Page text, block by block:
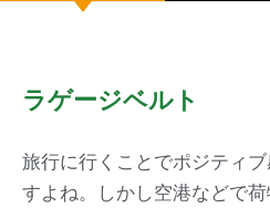
ラゲージベルト
旅行に行くことでポジティ
すよね。しかし空港などで